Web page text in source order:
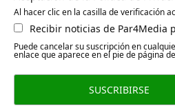
Al hacer clic en la casilla de verificación
Recibir noticias de Par4Media
Puede cancelar su suscripción en
enlace que aparece en el pie de página